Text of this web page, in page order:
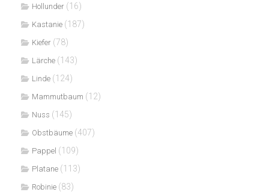
Hollunder (16)
Kastanie (187)
Kiefer (78)
Lärche (143)
Linde (124)
Mammutbaum (12)
Nuss (145)
Obstbäume (407)
Pappel (109)
Platane (113)
Robinie (83)